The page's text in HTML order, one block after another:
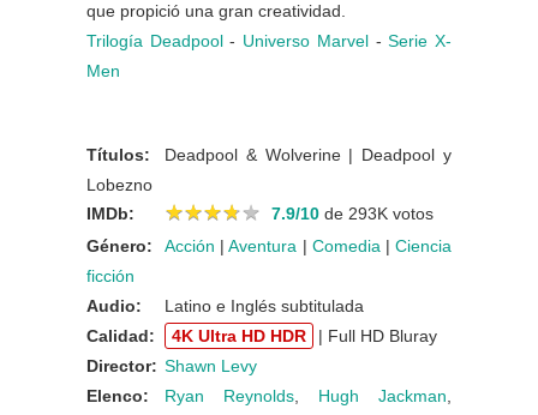
que propició una gran creatividad.
Trilogía Deadpool- Universo Marvel-Serie X-
Men
Títulos:
Deadpool & Wolverine | Deadpool y
Lobezno
IMDb:
★★★★★
★★★★★ 7.9/10 de 293K votos
Género:
Acción |Aventura | Comedia |Ciencia
ficción
Audio:
Latino e Inglés subtitulada
Calidad:
4K Ultra HD HDR
| Full HD Bluray
Director: Shawn Levy
Elenco:
Ryan Reynolds Hugh Jackman